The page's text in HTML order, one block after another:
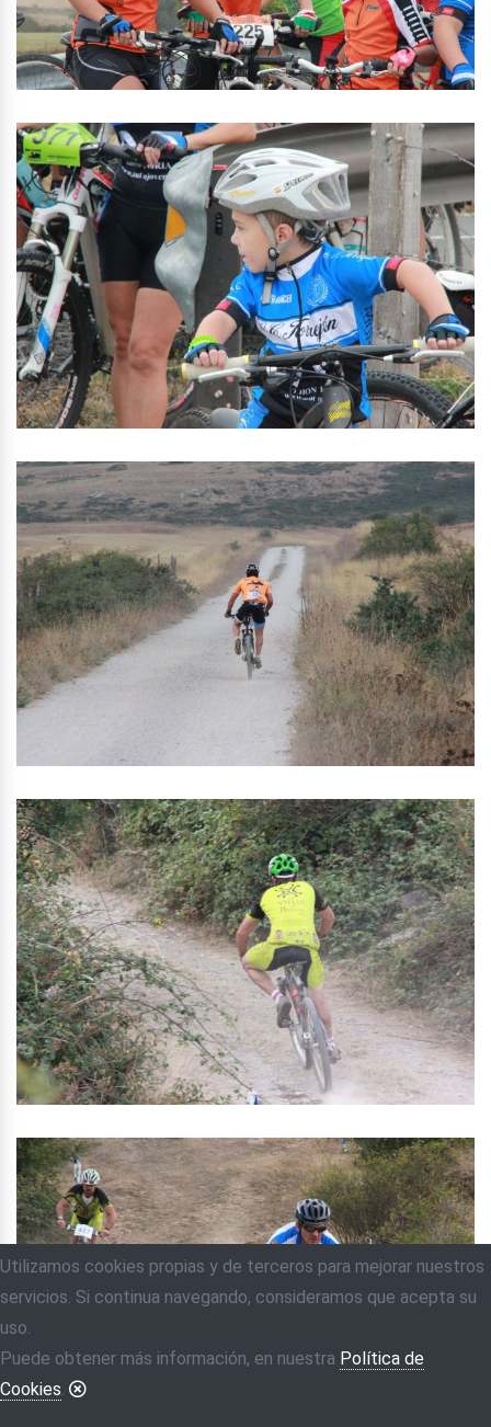
Utilizamos cookies propias y de terceros para mejorar nuestros
servicios. Si continua navegando, consideramos que acepta su
uso.
Puede obtener más información, en nuestra Política de
Cookies.